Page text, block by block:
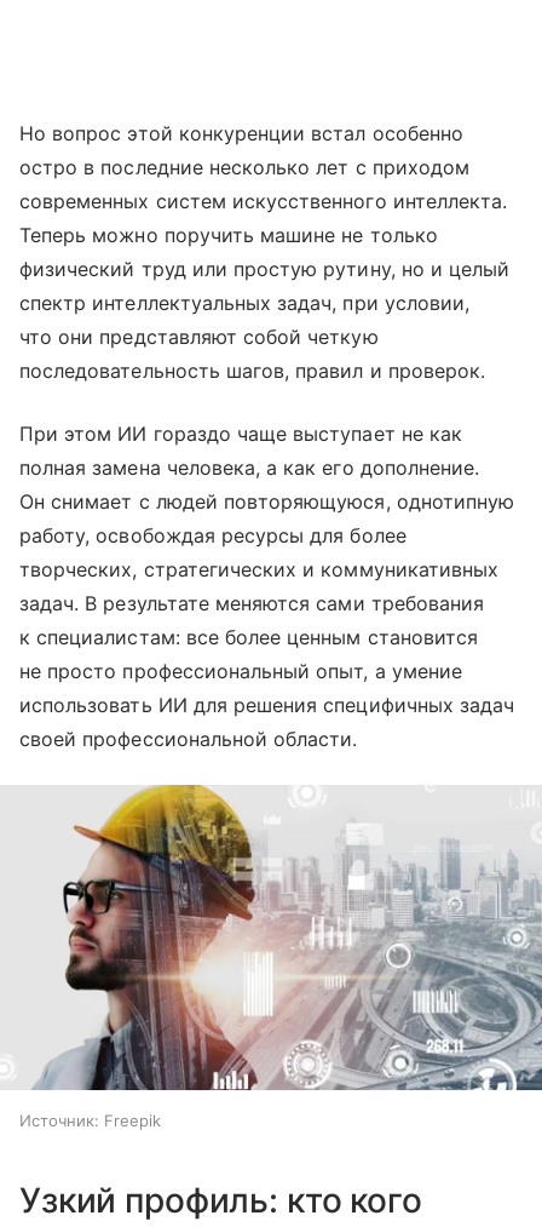
Но вопрос этой конкуренции встал особенно
остро в последние несколько лет с приходом
современных систем искусственного интеллекта.
Теперь можно поручить машине не только
физический труд или простую рутину, но и целый
спектр интеллектуальных задач, при условии,
что они представляют собой четкую
последовательность шагов, правил и проверок.
При этом ИИ гораздо чаще выступает не как
полная замена человека, а как его дополнение.
Он снимает с людей повторяющуюся, однотипную
работу, освобождая ресурсы для более
творческих, стратегических и коммуникативных
задач. В результате меняются сами требования
к специалистам: все более ценным становится
не просто профессиональный опыт, а умение
использовать ИИ для решения специфичных задач
своей профессиональной области.
Источник: Freepik
Узкий профиль: кто кого